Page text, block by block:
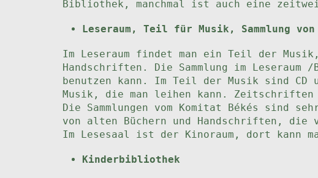
Bibliothek, manchmal ist auch eine
Leseraum, Teil für Musik, Sammlung
Im Leseraum findet man ein Teil der Musik,
Handschriften. Die Sammlung im
benutzen kann. Im Teil der Musik sind CD
Musik, die man leihen kann. Zeitschriften
Die Sammlungen vom Komitat Békés sind
von alten Büchern und Handschriften, die
Im Lesesaal ist der Kinoraum, dort kann
Kinderbibliothek